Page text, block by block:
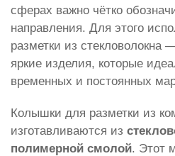
сферах важно чётко
направления. Для этого
разметки из стекловолокна
яркие изделия, которые
временных и постоянных
Колышки для разметки из
изготавливаются из
полимерной смолой. Этот